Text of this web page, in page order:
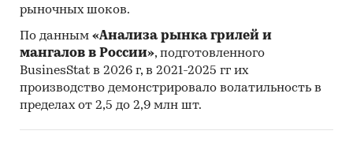
рыночных шоков.
По данным «Анализа рынка грилей и
мангалов в России», подготовленного
BusinesStat в 2026 г, в 2021-2025 гг их
производство демонстрировало волатильность в
пределах от 2,5 до 2,9 млн шт.